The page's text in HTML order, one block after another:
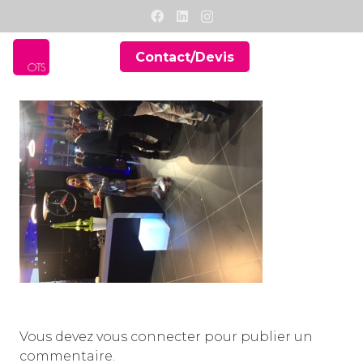
Contact/Devis
Vous devez vous connecter pour publier un
commentaire.